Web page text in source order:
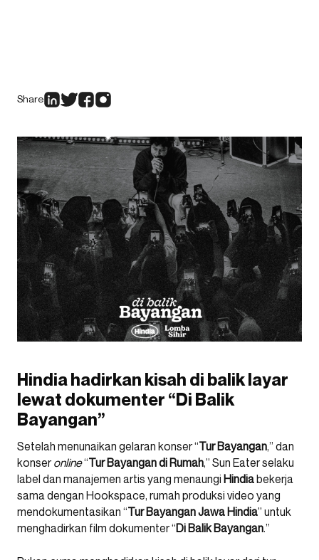
Share
Hindia hadirkan kisah di balik layar
lewat dokumenter “Di Balik
Bayangan”
Setelah menunaikan gelaran konser “Tur Bayangan,” dan
konser online“Tur Bayangan di Rumah,” Sun Eater selaku
label dan manajemen artis yang menaungi Hindiabekerja
sama dengan Hookspace, rumah produksi video yang
mendokumentasikan “Tur Bayangan Jawa Hindia” untuk
menghadirkan film dokumenter “Di Balik Bayangan.”